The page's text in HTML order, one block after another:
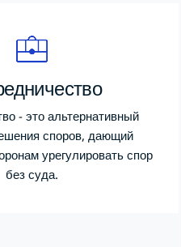
- это альтернативный
споров, дающий
урегулировать спор
без суда.